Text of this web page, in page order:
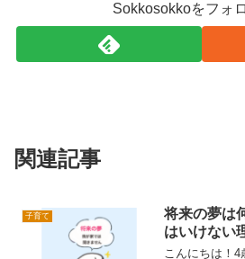
Sokkosokkoをフォ
関連記事
子育て
将来の夢は
はいけない
こんにちは！4